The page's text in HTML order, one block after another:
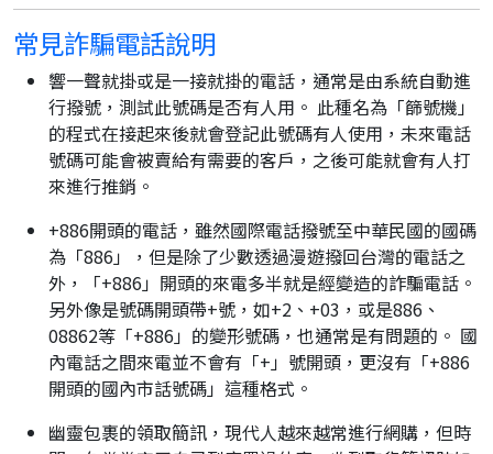
常見詐騙電話說明
響一聲就掛或是一接就掛的電話，通常是由系統自動進
行撥號，測試此號碼是否有人用。 此種名為「篩號機」
的程式在接起來後就會登記此號碼有人使用，未來電話
號碼可能會被賣給有需要的客戶，之後可能就會有人打
來進行推銷。
+886開頭的電話，雖然國際電話撥號至中華民國的國碼
為「886」，但是除了少數透過漫遊撥回台灣的電話之
外，「+886」開頭的來電多半就是經變造的詐騙電話。
另外像是號碼開頭帶+號，如+2、+03，或是886、
08862等「+886」的變形號碼，也通常是有問題的。 國
內電話之間來電並不會有「+」號開頭，更沒有「+886
開頭的國內市話號碼」這種格式。
幽靈包裹的領取簡訊，現代人越來越常進行網購，但時